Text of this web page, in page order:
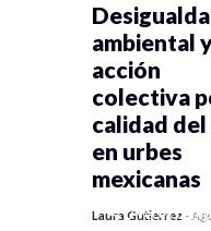
0 veces
ambiental
acción
colectiva
calidad
en urbes
mexicanas
Laura Gutiérrez -